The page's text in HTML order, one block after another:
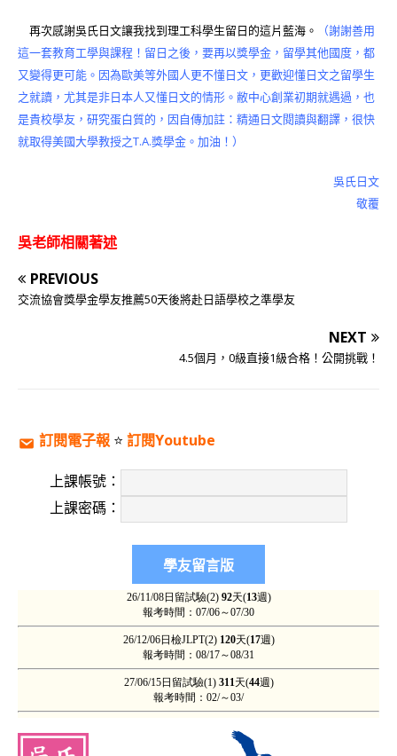
再次感謝吳氏日文讓我找到理工科學生留日的這片藍海。
（謝謝善用
這一套教育工學與課程！留日之後，要再以獎學金，留學其他國度，都
又變得更可能。因為歐美等外國人更不懂日文，更歡迎懂日文之留學生
之就讀，尤其是非日本人又懂日文的情形。敝中心創業初期就遇過，也
是貴校學友，研究蛋白質的，因自傳加註：精通日文閱讀與翻譯，很快
就取得美國大學教授之T.A.獎學金。加油！）
吳氏日文
敬覆
吳老師相關著述
PREVIOUS
交流協會獎學金學友推薦50天後將赴日語學校之準學友
NEXT
4.5個月，0級直接1級合格！公開挑戰！
訂閱電子報 ⭐️ 訂閱Youtube
上課帳號：
上課密碼：